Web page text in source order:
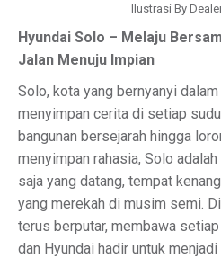
Ilustrasi By
Hyundai Solo – Melaju
Jalan Menuju Impian
Solo, kota yang bernyanyi
menyimpan cerita di setiap
bangunan bersejarah hingga
menyimpan rahasia, Solo
saja yang datang, tempat
yang merekah di musim semi.
terus berputar, membawa
dan Hyundai hadir untuk